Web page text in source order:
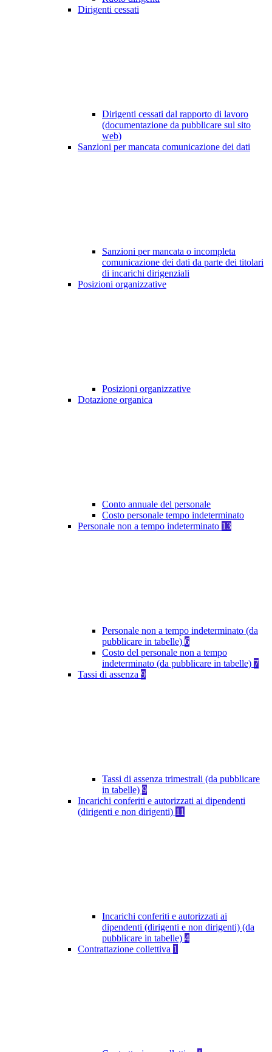
Dirigenti cessati
Dirigenti cessati dal rapporto di lavoro
(documentazione da pubblicare sul sito
web)
Sanzioni per mancata comunicazione dei dati
Sanzioni per mancata o incompleta
comunicazione dei dati da parte dei titolari
di incarichi dirigenziali
Posizioni organizzative
Posizioni organizzative
Dotazione organica
Conto annuale del personale
Costo personale tempo indeterminato
Personale non a tempo indeterminato 13
Personale non a tempo indeterminato (da
pubblicare in tabelle) 6
Costo del personale non a tempo
indeterminato (da pubblicare in tabelle) 7
Tassi di assenza 9
Tassi di assenza trimestrali (da pubblicare
in tabelle) 9
Incarichi conferiti e autorizzati ai dipendenti
(dirigenti e non dirigenti) 11
Incarichi conferiti e autorizzati ai
dipendenti (dirigenti e non dirigenti) (da
pubblicare in tabelle) 4
Contrattazione collettiva 1